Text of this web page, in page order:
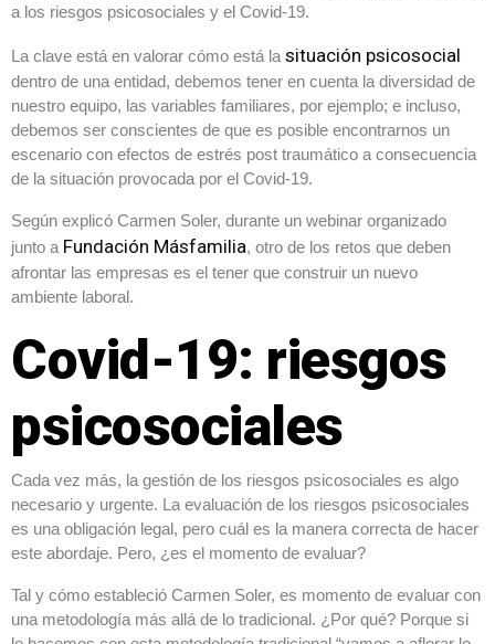
a los riesgos psicosociales y el Covid-19.
La clave está en valorar cómo está la situación psicosocial
dentro de una entidad, debemos tener en cuenta la diversidad de
nuestro equipo, las variables familiares, por ejemplo; e incluso,
debemos ser conscientes de que es posible encontrarnos un
escenario con efectos de estrés post traumático a consecuencia
de la situación provocada por el Covid-19.
Según explicó Carmen Soler, durante un webinar organizado
junto a Fundación Másfamilia, otro de los retos que deben
afrontar las empresas es el tener que construir un nuevo
ambiente laboral.
Covid-19: riesgos
psicosociales
Cada vez más, la gestión de los riesgos psicosociales es algo
necesario y urgente. La evaluación de los riesgos psicosociales
es una obligación legal, pero cuál es la manera correcta de hacer
este abordaje. Pero, ¿es el momento de evaluar?
Tal y cómo estableció Carmen Soler, es momento de evaluar con
una metodología más allá de lo tradicional. ¿Por qué? Porque si